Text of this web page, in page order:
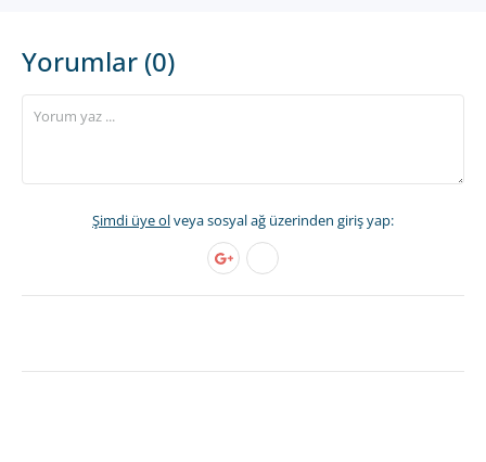
Yorumlar (0)
Şimdi üye olveya sosyal ağ üzerinden giriş yap: